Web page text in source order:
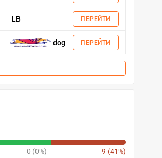
LB ПЕРЕЙТИ
dog ПЕРЕЙТИ
0 (0%) 9 (41%)